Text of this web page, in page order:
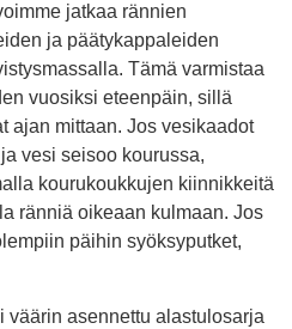
jatkaa rännien
ja päätykappaleiden
Tämä varmistaa
vuosiksi eteenpäin, sillä
ajan mittaan. Jos vesikaadot
vesi seisoo kourussa,
kourukoukkujen kiinnikkeitä
ränniä oikeaan kulmaan. Jos
päihin syöksyputket,
väärin asennettu alastulosarja